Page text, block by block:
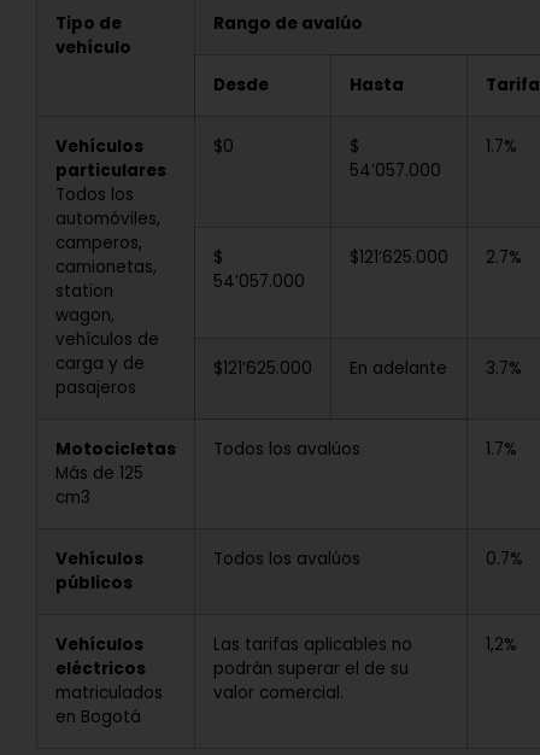
Tipo de
vehículo
Rango de avalúo
Desde Hasta
Vehículos
particulares
Todos los
automóviles,
camperos,
camionetas,
station
wagon,
vehículos de
carga y de
pasajeros
$0
$
54’057.000
1.7%
$
54’057.000
$121’625.000 2.7%
$121’625.000 En adelante 3.7%
Motocicletas
Más de 125
cm3
Todos los avalúos 1.7%
Vehículos
públicos
Todos los avalúos 0.7%
Vehículos
eléctricos
matriculados
en Bogotá
Las tarifas aplicables no
podrán superar el de su
valor comercial.
1,2%